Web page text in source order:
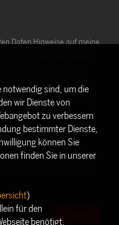
Daten Hinweise auf meine
oder Gesundheit
( Datenschutzerklärung
notwendig sind, um die
wir Dienste von
zu verbessern
bestimmter Dienste,
können Sie
finden Sie in unserer
)
für den
benötigt.